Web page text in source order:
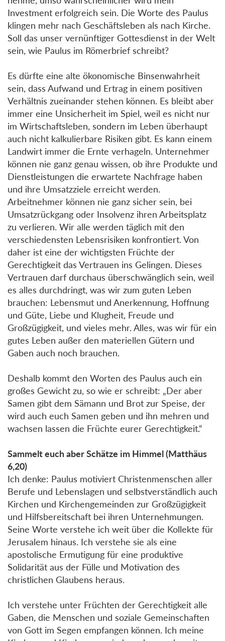
Investment erfolgreich sein. Die Worte des Paulus
klingen mehr nach Geschäftsleben als nach Kirche.
Soll das unser vernünftiger Gottesdienst in der Welt
sein, wie Paulus im Römerbrief schreibt?
Es dürfte eine alte ökonomische Binsenwahrheit
sein, dass Aufwand und Ertrag in einem positiven
Verhältnis zueinander stehen können. Es bleibt aber
immer eine Unsicherheit im Spiel, weil es nicht nur
im Wirtschaftsleben, sondern im Leben überhaupt
auch nicht kalkulierbare Risiken gibt. Es kann einem
Landwirt immer die Ernte verhageln. Unternehmer
können nie ganz genau wissen, ob ihre Produkte und
Dienstleistungen die erwartete Nachfrage haben
und ihre Umsatzziele erreicht werden.
Arbeitnehmer können nie ganz sicher sein, bei
Umsatzrückgang oder Insolvenz ihren Arbeitsplatz
zu verlieren. Wir alle werden täglich mit den
verschiedensten Lebensrisiken konfrontiert. Von
daher ist eine der wichtigsten Früchte der
Gerechtigkeit das Vertrauen ins Gelingen. Dieses
Vertrauen darf durchaus überschwänglich sein, weil
es alles durchdringt, was wir zum guten Leben
brauchen: Lebensmut und Anerkennung, Hoffnung
und Güte, Liebe und Klugheit, Freude und
Großzügigkeit, und vieles mehr. Alles, was wir für ein
gutes Leben außer den materiellen Gütern und
Gaben auch noch brauchen.
Deshalb kommt den Worten des Paulus auch ein
großes Gewicht zu, so wie er schreibt: „Der aber
Samen gibt dem Sämann und Brot zur Speise, der
wird auch euch Samen geben und ihn mehren und
wachsen lassen die Früchte eurer Gerechtigkeit.“
Sammelt euch aber Schätze im Himmel (Matthäus
6,20)
Ich denke: Paulus motiviert Christenmenschen aller
Berufe und Lebenslagen und selbstverständlich auch
Kirchen und Kirchengemeinden zur Großzügigkeit
und Hilfsbereitschaft bei ihren Unternehmungen.
Seine Worte verstehe ich weit über die Kollekte für
Jerusalem hinaus. Ich verstehe sie als eine
apostolische Ermutigung für eine produktive
Solidarität aus der Fülle und Motivation des
christlichen Glaubens heraus.
Ich verstehe unter Früchten der Gerechtigkeit alle
Gaben, die Menschen und soziale Gemeinschaften
von Gott im Segen empfangen können. Ich meine